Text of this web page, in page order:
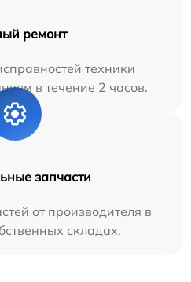
ремонт
техники
в течение 2 часов.
запчасти
от производителя в
складах.